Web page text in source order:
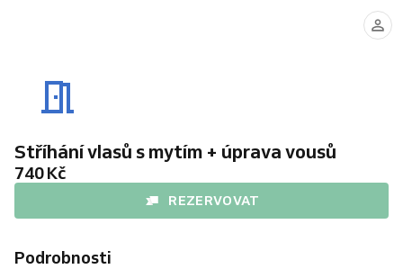
Stříhání vlasů s mytím + úprava vousů
740 Kč
REZERVOVAT
Podrobnosti